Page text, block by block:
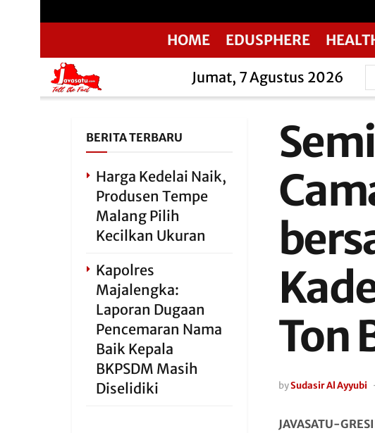
HOME EDUSPHERE
Jumat, 7 Agustus 2026
Ton
bySudasir Al Ayyubi
JAVASATU-
BERITA TERBARU
Harga Kedelai Naik,
Produsen Tempe
Malang Pilih
Kecilkan Ukuran
Kapolres
Majalengka:
Laporan Dugaan
Pencemaran Nama
Baik Kepala
BKPSDM Masih
Diselidiki